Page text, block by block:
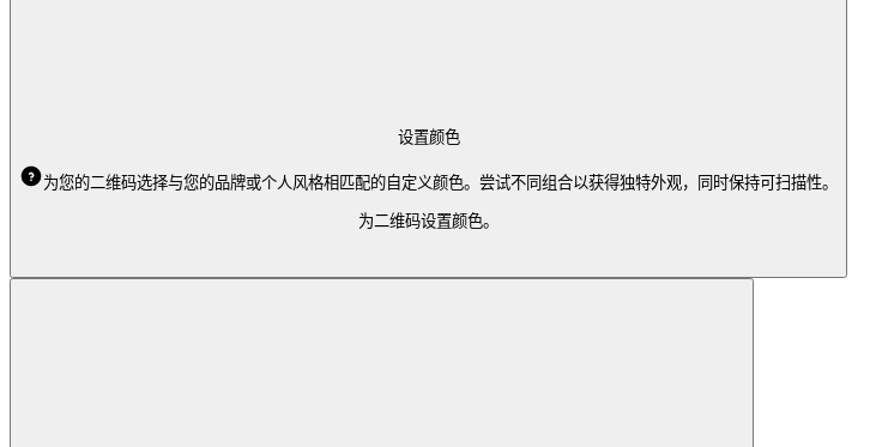
设置颜色
为您的二维码选择与您的品牌或个人风格相匹配的自定义颜色。尝试不同组合以获得独特外观，同时保持可扫描性。
为二维码设置颜色。